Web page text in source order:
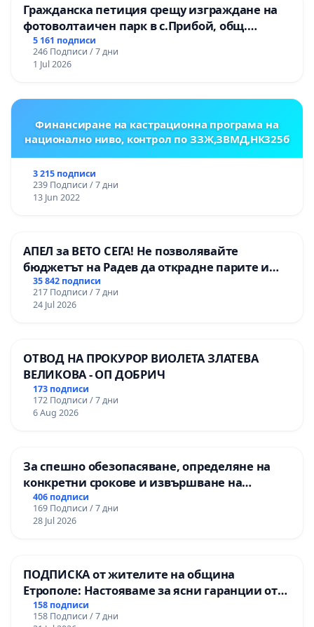
Гражданска петиция срещу изграждане на
фотоволтаичен парк в с.Прибой, общ.
Радомир
5 161 подписи
246 Подписи / 7 дни
1 Jul 2026
Финансиране на кастрационна програма на
национално ниво, контрол по ЗЗЖ,ЗВМД,НК325б
3 215 подписи
239 Подписи / 7 дни
13 Jun 2022
АПЕЛ за ВЕТО СЕГА! Не позволявайте
бюджетът на Радев да открадне парите и
правата ни в тъмното
35 842 подписи
217 Подписи / 7 дни
24 Jul 2026
ОТВОД НА ПРОКУРОР ВИОЛЕТА ЗЛАТЕВА
ВЕЛИКОВА - ОП ДОБРИЧ
173 подписи
172 Подписи / 7 дни
6 Aug 2026
За спешно обезопасяване, определяне на
конкретни срокове и извършване на
цялостна рехабилитация на
републиканския път между пътен възел АМ
„Тракия“ - гр. Ихтиман - с. Мирово - к.к.
406 подписи
169 Подписи / 7 дни
28 Jul 2026
ПОДПИСКА от жителите на община
Етрополе: Настояваме за ясни гаранции от
“Елаците-МЕД” АД и от държавата, че ще се
изпълнят всички екологични норми!
158 подписи
158 Подписи / 7 дни